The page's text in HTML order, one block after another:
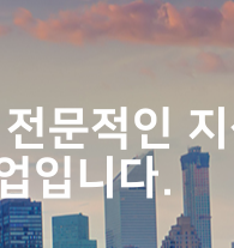
문적인
입니다.